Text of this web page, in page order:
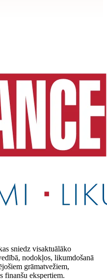
sniedz visaktuālāko
nodokļos, likumdošanā
grāmatvežiem,
finanšu ekspertiem.